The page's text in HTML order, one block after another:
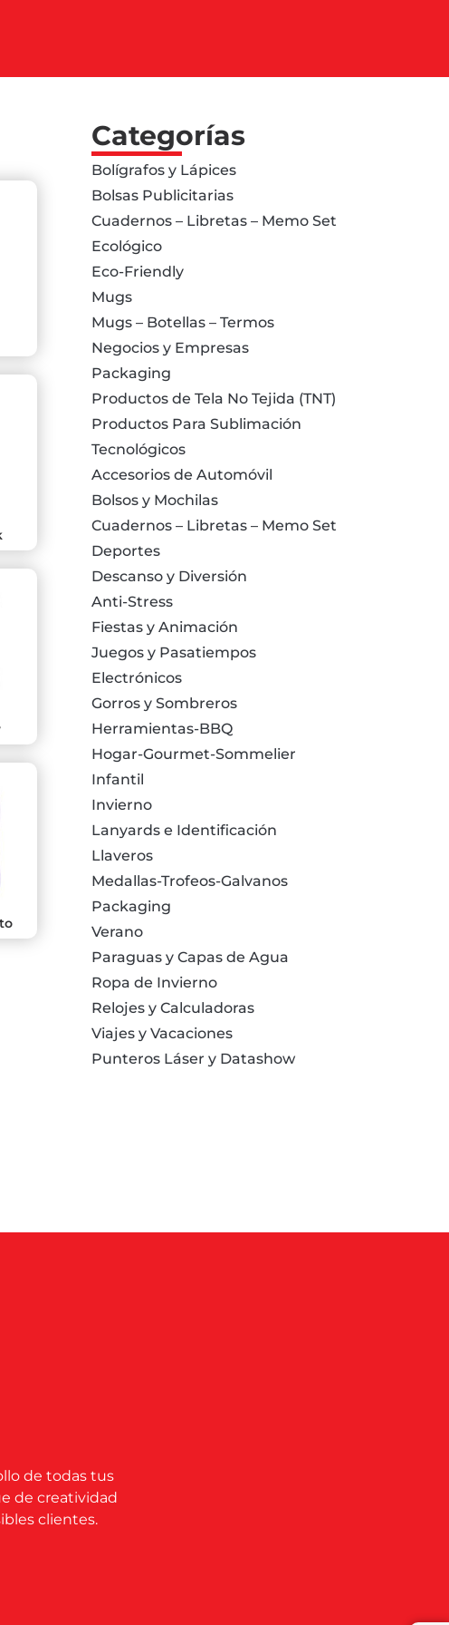
Categorías
Bolígrafos y Lápices
Bolsas Publicitarias
Cuadernos – Libretas – Memo Set
Ecológico
Eco-Friendly
Mugs
Mugs – Botellas – Termos
Negocios y Empresas
Packaging
Productos de Tela No Tejida (TNT)
Productos Para Sublimación
Tecnológicos
Accesorios de Automóvil
Bolsos y Mochilas
Cuadernos – Libretas – Memo Set
Deportes
Descanso y Diversión
Anti-Stress
Fiestas y Animación
Juegos y Pasatiempos
Electrónicos
Gorros y Sombreros
Herramientas-BBQ
Hogar-Gourmet-Sommelier
Infantil
Invierno
Lanyards e Identificación
Llaveros
Medallas-Trofeos-Galvanos
Packaging
Verano
Paraguas y Capas de Agua
Ropa de Invierno
Relojes y Calculadoras
Viajes y Vacaciones
Punteros Láser y Datashow
de todas tus
de creatividad
clientes.